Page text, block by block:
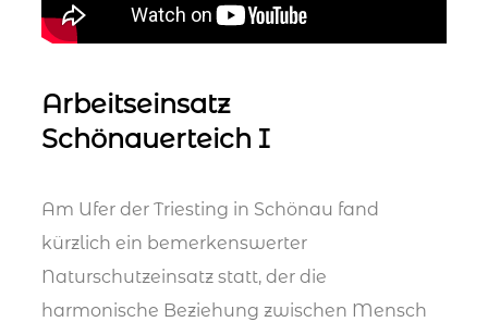
Arbeitseinsatz
Schönauerteich I
Am Ufer der Triesting in Schönau fand
kürzlich ein bemerkenswerter
Naturschutzeinsatz statt, der die
harmonische Beziehung zwischen Mensch